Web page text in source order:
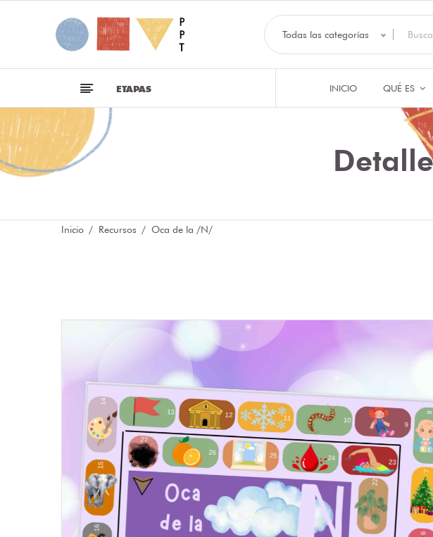
Todas las categorías
ETAPAS INICIO QUÉ ES
Inicio Recursos Oca de la /N/